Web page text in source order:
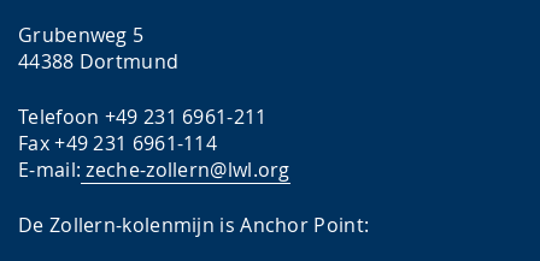
Grubenweg 5
44388 Dortmund
Telefoon +49 231 6961-211
Fax +49 231 6961-114
E-mail: zeche-zollern@lwl.org
De Zollern-kolenmijn is Anchor Point: